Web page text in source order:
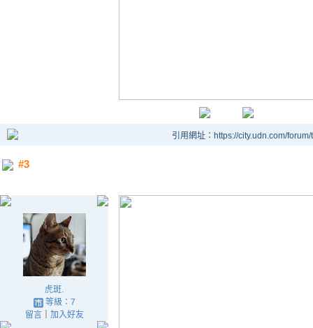
引用網址：https://city.udn.com/
#3
虎斑.
等級：7
留言｜ 加入好友